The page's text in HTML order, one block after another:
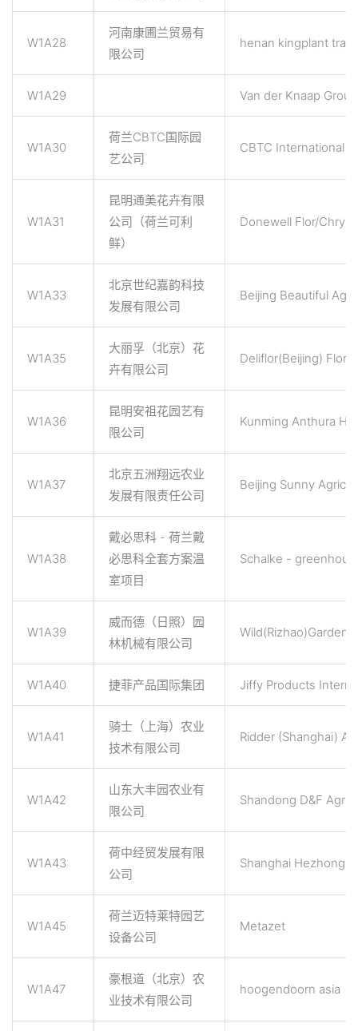
W1A28
河南康圃兰贸易有
限公司
henan kingplant
W1A29 Van der Knaap Group
W1A30
荷兰CBTC国际园
艺公司
CBTC International
W1A31
昆明通美花卉有限
公司（荷兰可利
鲜）
Donewell Flor/
W1A33
北京世纪嘉韵科技
发展有限公司
Beijing Beautiful
W1A35
大丽孚（北京）花
卉有限公司
Deliflor(Beijing) Flora
W1A36
昆明安祖花园艺有
限公司
Kunming Anthura
W1A37
北京五洲翔远农业
发展有限责任公司
Beijing Sunny
W1A38
戴必思科 - 荷兰戴
必思科全套方案温
室项目
Schalke -
W1A39
威而德（日照）园
林机械有限公司
Wild(Rizhao)Garden
W1A40 捷菲产品国际集团 Jiffy Products
W1A41
骑士（上海）农业
技术有限公司
Ridder (Shanghai)
W1A42
山东大丰园农业有
限公司
Shandong D&F
W1A43
荷中经贸发展有限
公司
Shanghai Hezhong
W1A45
荷兰迈特莱特园艺
设备公司
Metazet
W1A47
豪根道（北京）农
业技术有限公司
hoogendoorn asia